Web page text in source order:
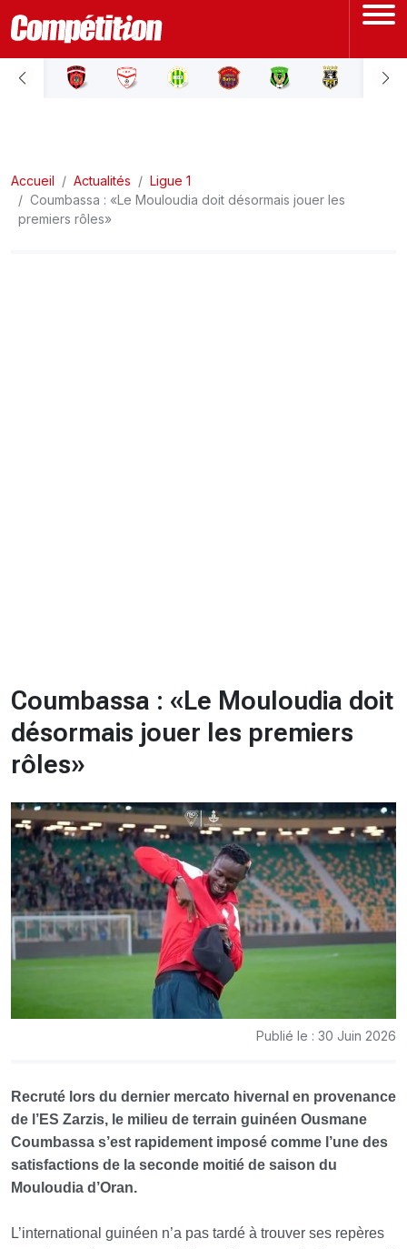
ACCUEIL
LIGUE 2
COUPE D'ALGÉRIE
Accueil Actualités
Ligue 1
Coumbassa : «Le Mouloudia doit désormais jouer les
premiers rôles»
Coumbassa : «Le Mouloudia doit
désormais jouer les premiers
rôles»
Publié le : 30 Juin 2026
Recruté lors du dernier mercato hivernal en provenance
de l’ES Zarzis, le milieu de terrain guinéen Ousmane
Coumbassa s’est rapidement imposé comme l’une des
satisfactions de la seconde moitié de saison du
Mouloudia d’Oran.
L’international guinéen n’a pas tardé à trouver ses repères